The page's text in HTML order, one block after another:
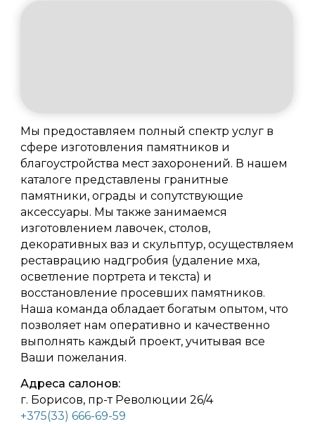
Мы предоставляем полный спектр услуг в
сфере изготовления памятников и
благоустройства мест захоронений. В нашем
каталоге представлены гранитные
памятники, ограды и сопутствующие
аксессуары. Мы также занимаемся
изготовлением лавочек, столов,
декоративных ваз и скульптур, осуществляем
реставрацию надгробия (удаление мха,
осветление портрета и текста) и
восстановление просевших памятников.
Наша команда обладает богатым опытом, что
позволяет нам оперативно и качественно
выполнять каждый проект, учитывая все
Ваши пожелания.
Адреса салонов:
г. Борисов, пр-т Революции 26/4
+375(33) 666-69-59